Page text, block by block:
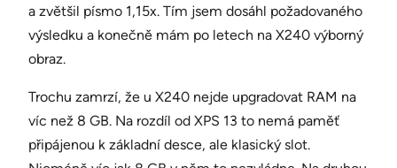
a zvětšil písmo 1,15x. Tím jsem dosáhl požadovaného
výsledku a konečně mám po letech na X240 výborný
obraz.
Trochu zamrzí, že u X240 nejde upgradovat RAM na
víc než 8 GB. Na rozdíl od XPS 13 to nemá paměť
připájenou k základní desce, ale klasický slot.